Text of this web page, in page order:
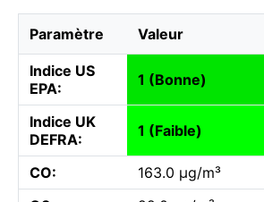
Paramètre Valeur
Indice US
EPA:
1 (Bonne)
Indice UK
DEFRA:
1 (Faible)
CO:
163.0 µg/m³